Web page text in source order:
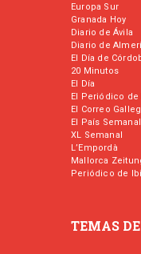
Europa Sur
Granada Hoy
Diario de Ávila
Diario de
El Día de
20 Minutos
El Día
El Periódico de
El Correo
El País Semanal
XL Semanal
L’Empordà
Mallorca
Periódico de
TEMAS